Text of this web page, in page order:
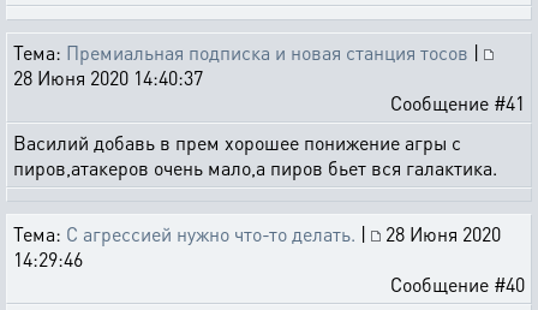
Тема: Премиальная подписка и новая станция тосов |
28 Июня 2020 14:40:37
Сообщение #41
Василий добавь в прем хорошее понижение агры с
пиров,атакеров очень мало,а пиров бьет вся галактика.
Тема: С агрессией нужно что-то делать. |
28 Июня 2020
14:29:46
Сообщение #40